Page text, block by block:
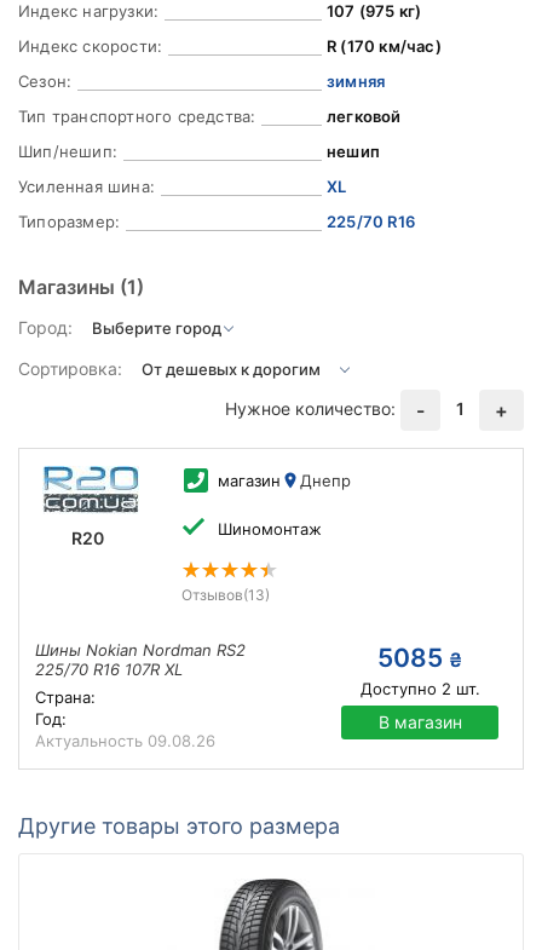
Индекс нагрузки:
107 (975 кг)
Индекс скорости:
R (170 км/час)
Сезон:
зимняя
Тип транспортного средства:
легковой
Шип/нешип:
нешип
Усиленная шина:
XL
Типоразмер:
225/70 R16
Магазины (1)
Город:
Сортировка:
Нужное количество:
- 1 +
R20
магазин Днепр
Шиномонтаж
Отзывов(13)
Шины Nokian Nordman RS2
225/70 R16 107R XL
Страна:
Год:
Актуальность 09.08.26
5085 ₴
Доступно 2 шт.
В магазин
Другие товары этого размера